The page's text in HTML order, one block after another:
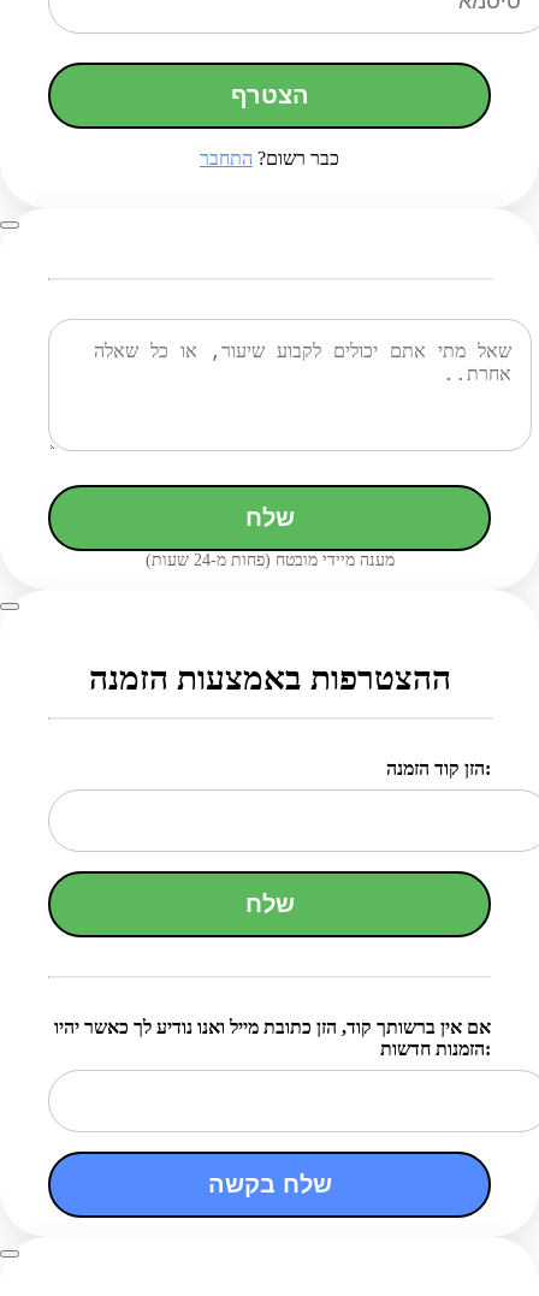
הצטרף
כבר רשום? התחבר
שלח
מענה מיידי מובטח (פחות מ-24 שעות)
ההצטרפות באמצעות הזמנה
הזן קוד הזמנה:
שלח
אם אין ברשותך קוד, הזן כתובת מייל ואנו נודיע לך כאשר יהיו
הזמנות חדשות:
שלח בקשה